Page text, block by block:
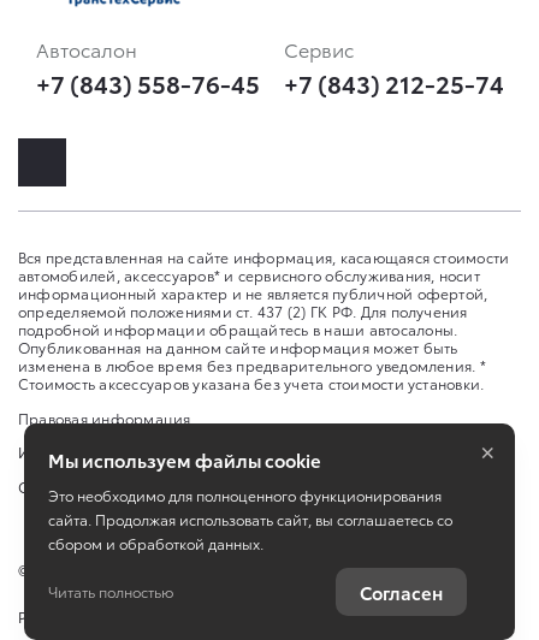
Автосалон
+7 (843) 558-76-45
Сервис
+7 (843) 212-25-74
Вся представленная на сайте информация, касающаяся стоимости
автомобилей, аксессуаров* и сервисного обслуживания, носит
информационный характер и не является публичной офертой,
определяемой положениями ст. 437 (2) ГК РФ. Для получения
подробной информации обращайтесь в наши автосалоны.
Опубликованная на данном сайте информация может быть
изменена в любое время без предварительного уведомления. *
Стоимость аксессуаров указана без учета стоимости установки.
Правовая информация
Изменить настройку cookies
Сбросить cookie
© ООО "УК "ТРАНСТЕХСЕРВИС" пр.Ибрагимова, 48
Работает на технологиях
Мы используем файлы cookie
Это необходимо для полноценного функционирования
сайта. Продолжая использовать сайт, вы соглашаетесь со
сбором и обработкой данных.
Читать полностью Согласен
×